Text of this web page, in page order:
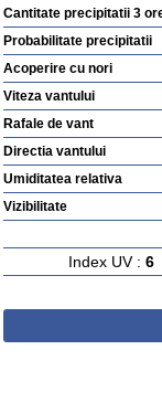
Cantitate precipitatii 3
Probabilitate precipitatii
Acoperire cu nori
Viteza vantului
Rafale de vant
Directia vantului
Umiditatea relativa
Vizibilitate
Index UV : 6